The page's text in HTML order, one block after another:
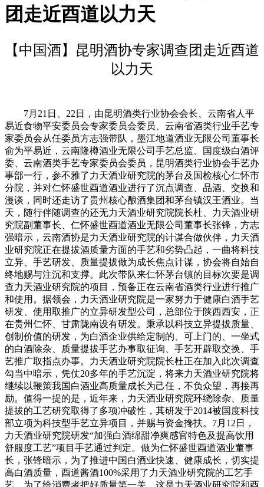
团走近酉道以力天
【中国酒】昆明酒协专家调查团走近酉道
以力天
7月21日、22日，由昆明酒类行业协会会长、云南省人平
易近食物平安委员会专家委员会委员、云南省酒类行业手艺专
家委员会从任委员方志强带队，墨江地道酒业无限公司董事长
俞为平易近，云南隆樽酒业无限公司手艺总监、国度级白酒评
委、云南酒类手艺专家委员会委员，昆明酒类行业协会手艺办
事部一行，参不雅了力天酒业研究院的茅台及国检核心仁怀市
分院，并对仁怀盛世酉道酒业进行了沉点调查、品酒、交换和
漫谈，同时还走访了贵州核心酿酒集团和茅台镇汉王酒业。当
天，随行伴随调查的还无力天酒业研究院院长杜、力天酒业研
究院副董事长、仁怀盛世酉道酒业无限公司董事长张锋，方志
强暗示，云南酒协是力天酒业研究院的计谋合做伙伴，力天酒
业研究院正在提拔酒质量方面的手艺和劣势凸起，一曲将科技
立异、手艺研发、质量提拔做为成长焦点计谋，协会将自始自
终地赐与注沉和支撑。此次带队来仁怀茅台镇的目标次要是调
查力天酒业研究院的项目，预备正在云南省酒类行业进行推广
和使用。据领会，力天酒业研究院是一家努力于健康白酒手艺
研发、使用取推广的立异研发型公司，总部位于陕西西安，正
在贵州仁怀、甘肃陇南设有研发。秉承以科技立异提拔质量、
创制价值的研发，为白酒企业供给定制的、可上门的、一坐式
的白酒除杂、质量提拔手艺办事取征询、手艺开辟取交换、手
艺推广取指点办事。力天酒业研究院院长杜正在加入此次调查
勾当中暗示，凭仗20多年的手艺沉淀，将来力天酒业研究院将
继续以鞭策我国白酒业高质量成长为己任，不负众望，再接再
励。值得一提的是，近年来，力天酒业研究院环绕除杂、质量
提拔的工艺研究取得了多项冲破性，其研发于2014被国度科技
部立项为科技型手艺立异项目，并赐与资金搀扶。7月12日，
力天酒业研究院研发“加强白酒绵甜净爽感官特色及提高饮用
舒服度工艺”项目手艺通过判定。做为仁怀盛世酉道酒业董事
长，张锋暗示，为了推进中国白酒业快速、健康成长，切实提
高白酒质量，酉道酱酒100%采用了力天酒业研究院的工艺手
艺，为了给消费者把好质量第一关，这是力天酒业研究院和酉